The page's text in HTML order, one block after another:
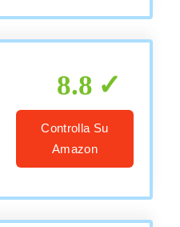
8.8
Controlla Su
Amazon